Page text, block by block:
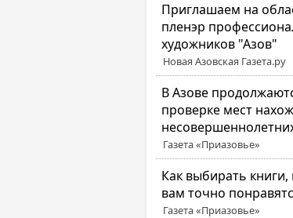
Приглашаем на
пленэр
художников "Азов"
Новая Азовская Газета.ру
В Азове
проверке мест
Газета «Приазовье»
Как выбирать
вам точно
Газета «Приазовье»